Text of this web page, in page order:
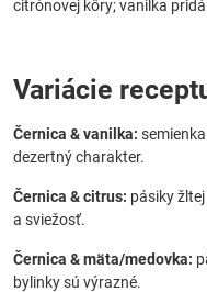
citrónovej kôry; vanilka
Variácie
Černica & vanilka:
dezertný charakter.
Černica & citrus: pásiky
a sviežosť.
Černica & mäta/medovka:
bylinky sú výrazné.